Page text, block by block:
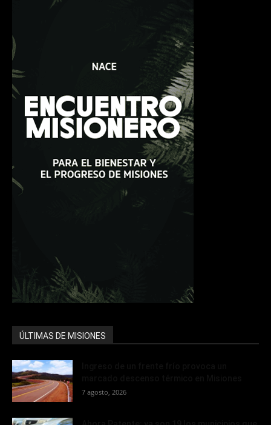
ÚLTIMAS DE MISIONES
7 agosto, 2026